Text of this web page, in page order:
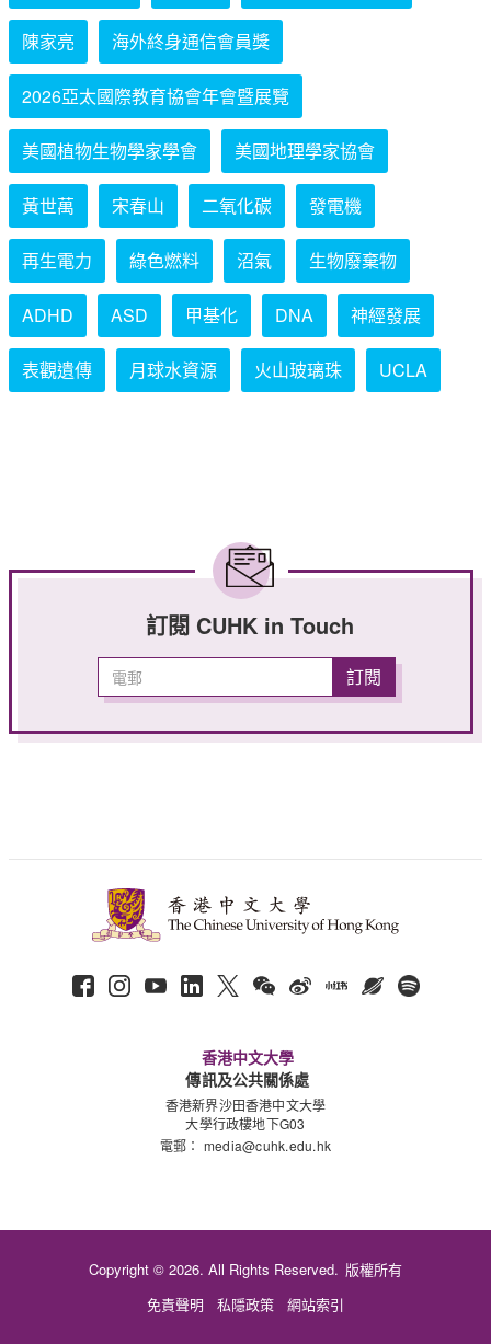
陳家亮 海外終身通信會員獎
2026亞太國際教育協會年會暨展覽
美國植物生物學家學會 美國地理學家協會
黃世萬 宋春山 二氧化碳 發電機
再生電力 綠色燃料 沼氣 生物廢棄物
ADHD ASD 甲基化 DNA 神經發展
表觀遺傳 月球水資源 火山玻璃珠 UCLA
訂閱 CUHK in Touch
香港中文大學
傳訊及公共關係處
香港新界沙田香港中文大學
大學行政樓地下G03
電郵： media@cuhk.edu.hk
Copyright © 2026. All Rights Reserved. 版權所有
免責聲明
私隱政策 網站索引